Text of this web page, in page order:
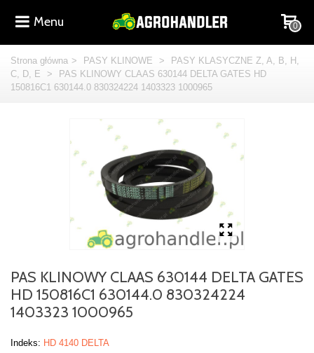
Menu 0
Strona główna > PASY KLINOWE >
PASY KLASYCZNE Z, A, B, H,
C, D, E
>
PAS KLINOWY CLAAS 630144 DELTA GATES HD
150816C1 630144.0 830324224 1403323 1000965
PAS KLINOWY CLAAS 630144 DELTA GATES
HD 150816C1 630144.0 830324224
1403323 1000965
Indeks: HD 4140 DELTA